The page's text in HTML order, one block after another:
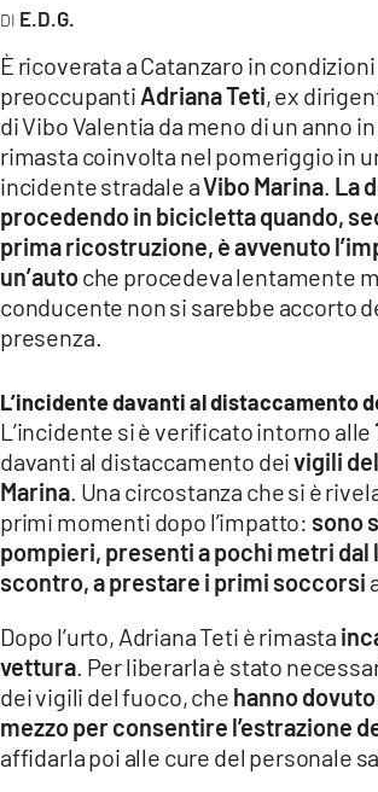
LACTV.IT
LACONAIR.IT
LACITYMAG.IT
ILREGGINO.IT
COSENZACHANNEL.IT
ILVIBONESE.IT
CATANZAROCHANNEL.IT
LACAPITALENEWS.IT
App
ANDROID
E.D.G.
È ricoverata a Catanzaro in condizioni
preoccupanti Adriana Teti, ex
di Vibo Valentia da meno di un anno
rimasta coinvolta nel pomeriggio in
incidente stradale aVibo Marina La
procedendo in bicicletta quando,
prima ricostruzione, è avvenuto
un’autoche procedeva lentamente
conducente non si sarebbe accorto
presenza.
L’incidente davanti al distaccamento
L’incidente si è verificato intorno alle
davanti al distaccamento deivigili
Marina . Una circostanza che si è
primi momenti dopo l’impatto: sono
pompieri, presenti a pochi metri dal
scontro, a prestare i primi soccorsi
Dopo l’urto, Adriana Teti è rimasta
vettura . Per liberarla è stato
dei vigili del fuoco, che hanno
mezzo per consentire l’estrazione
affidarla poi alle cure del personale